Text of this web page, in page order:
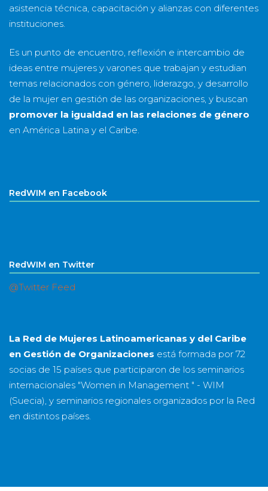
asistencia técnica, capacitación y alianzas con diferentes
instituciones.
Es un punto de encuentro, reflexión e intercambio de
ideas entre mujeres y varones que trabajan y estudian
temas relacionados con género, liderazgo, y desarrollo
de la mujer en gestión de las organizaciones, y buscan
promover la igualdad en las relaciones de género
en América Latina y el Caribe.
RedWIM en Facebook
RedWIM en Twitter
@Twitter Feed
La Red de Mujeres Latinoamericanas y del Caribe
en Gestión de Organizaciones está formada por 72
socias de 15 países que participaron de los seminarios
internacionales "Women in Management " - WIM
(Suecia), y seminarios regionales organizados por la Red
en distintos países.